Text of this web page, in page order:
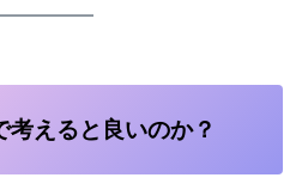
考えると良いのか？